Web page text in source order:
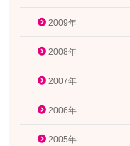
2009年
2008年
2007年
2006年
2005年